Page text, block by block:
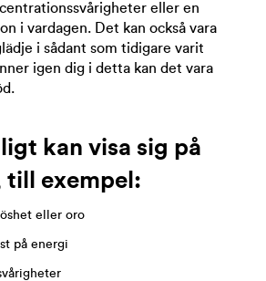
eller en
i vardagen. Det kan också vara
i sådant som tidigare varit
igen dig i detta kan det vara
kan visa sig på
till exempel:
eller oro
på energi